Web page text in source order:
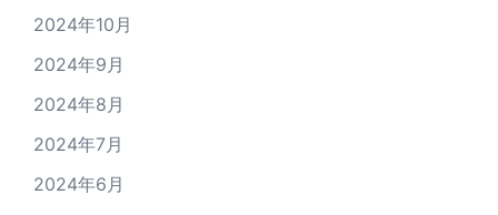
2024年10月
2024年9月
2024年8月
2024年7月
2024年6月